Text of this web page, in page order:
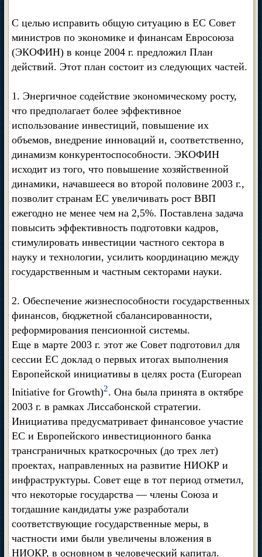
С целью исправить общую ситуацию в ЕС Совет
министров по экономике и финансам Евросоюза
(ЭКОФИН) в конце 2004 г. предложил План
действий. Этот план состоит из следующих частей.
1. Энергичное содействие экономическому росту,
что предполагает более эффективное
использование инвестиций, повышение их
объемов, внедрение инноваций и, соответственно,
динамизм конкурентоспособности. ЭКОФИН
исходит из того, что повышение хозяйственной
динамики, начавшееся во второй половине 2003 г.,
позволит странам ЕС увеличивать рост ВВП
ежегодно не менее чем на 2,5%. Поставлена задача
повысить эффективность подготовки кадров,
стимулировать инвестиции частного сектора в
науку и технологии, усилить координацию между
государственным и частным секторами науки.
2. Обеспечение жизнеспособности государственных
финансов, бюджетной сбалансированности,
реформирования пенсионной системы.
Еще в марте 2003 г. этот же Совет подготовил для
сессии ЕС доклад о первых итогах выполнения
Европейской инициативы в целях роста (European
Initiative for Growth)2. Она была принята в октябре
2003 г. в рамках Лиссабонской стратегии.
Инициатива предусматривает финансовое участие
ЕС и Европейского инвестиционного банка
трансграничных краткосрочных (до трех лет)
проектах, направленных на развитие НИОКР и
инфраструктуры. Совет еще в тот период отметил,
что некоторые государства — члены Союза и
тогдашние кандидаты уже разработали
соответствующие государственные меры, в
частности ими были увеличены вложения в
НИОКР, в основном в человеческий капитал.